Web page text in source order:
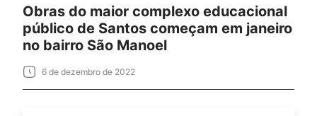
Obras do maior complexo educacional
público de Santos começam em janeiro
no bairro São Manoel
6 de dezembro de 2022